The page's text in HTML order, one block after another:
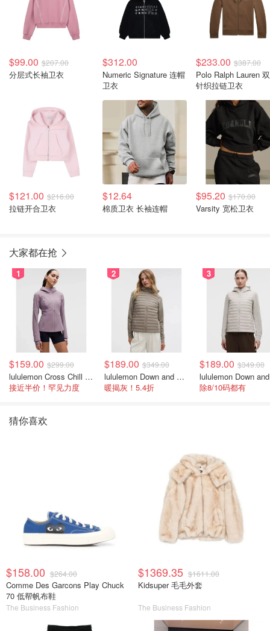
$99.00 $207.00
分层式长袖卫衣
$312.00
Numeric Signature 连帽
卫衣
$233.00 $387.00
Polo Ralph Lauren 双面
针织拉链卫衣
$121.00 $216.00
拉链开合卫衣
$12.64
棉质卫衣 长袖连帽
$95.20 $170.00
Varsity 宽松卫衣
大家都在抢
1
$159.00 $299.00
lululemon Cross Chill 女士运动外套
接近半价！罕见力度
2
$189.00 $349.00
lululemon Down and Around 羽绒夹克
暖揭灰！5.4折
3
$189.00 $349.00
除8/10码都有
猜你喜欢
$158.00 $264.00
Comme Des Garcons Play Chuck
70 低帮帆布鞋
The Business Fashion
$1369.35 $1611.00
Kidsuper 毛毛外套
The Business Fashion